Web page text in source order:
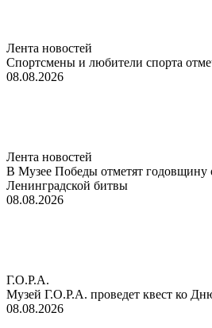
Лента новостей
Спортсмены и любители спорта
08.08.2026
Лента новостей
В Музее Победы отметят годовщину
Ленинградской битвы
08.08.2026
Г.О.Р.А.
Музей Г.О.Р.А. проведет квест ко
08.08.2026